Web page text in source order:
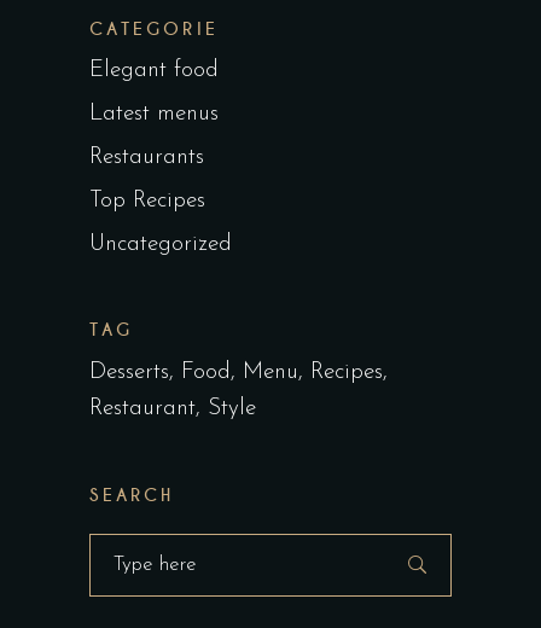
CATEGORIE
Elegant food
Latest menus
Restaurants
Top Recipes
Uncategorized
TAG
Desserts Food Menu
Recipes
Restaurant Style
SEARCH